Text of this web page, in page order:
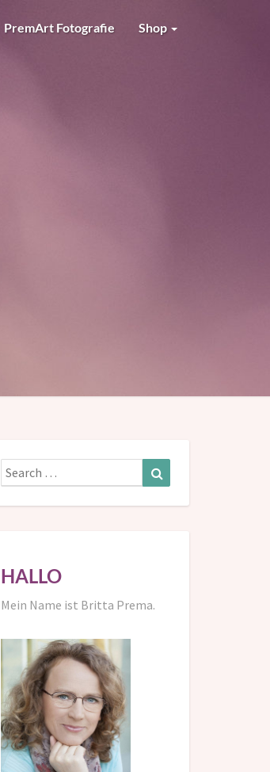
PremArt Fotografie Shop
Search
for:
HALLO
Mein Name ist Britta Prema.